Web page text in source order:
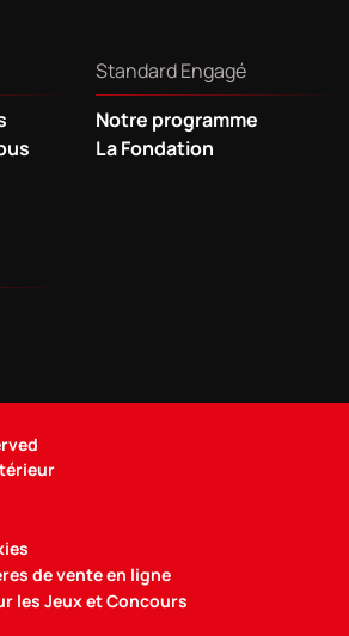
Standard Engagé
Notre programme
La Fondation
de vente en ligne
les Jeux et Concours